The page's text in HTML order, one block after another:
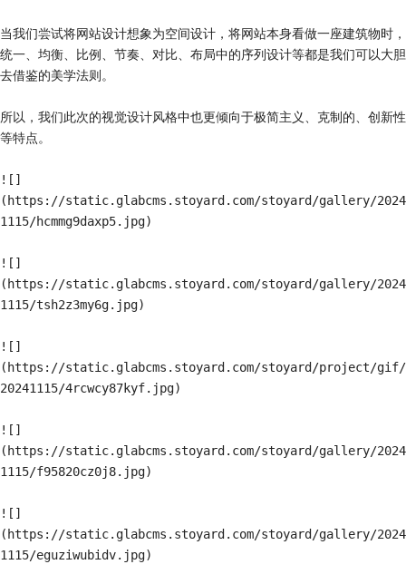
当我们尝试将网站设计想象为空间设计，将网站本身看做一座建筑物时，
统一、‌均衡、‌比例、‌节奏、‌对比、‌布局中的序列设计等都是我们可以大胆
去借鉴的美学法则。
所以，我们此次的视觉设计风格中也更倾向于极简主义、‌克制的、‌创新性
等特点。
![]
(https://static.glabcms.stoyard.com/stoyard/gallery/2024
1115/hcmmg9daxp5.jpg)
![]
(https://static.glabcms.stoyard.com/stoyard/gallery/2024
1115/tsh2z3my6g.jpg)
![]
(https://static.glabcms.stoyard.com/stoyard/project/gif/
20241115/4rcwcy87kyf.jpg)
![]
(https://static.glabcms.stoyard.com/stoyard/gallery/2024
1115/f95820cz0j8.jpg)
![]
(https://static.glabcms.stoyard.com/stoyard/gallery/2024
1115/eguziwubidv.jpg)